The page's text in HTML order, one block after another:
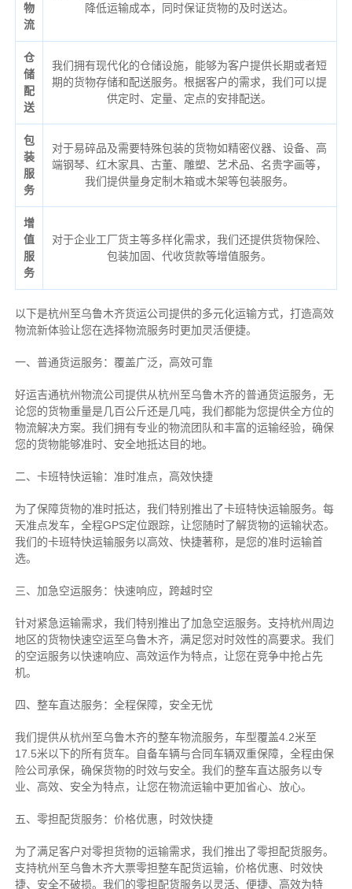
物
流
降低运输成本，同时保证货物的及时送达。
仓
储
配
送
我们拥有现代化的仓储设施，能够为客户提供长期或者短
期的货物存储和配送服务。根据客户的需求，我们可以提
供定时、定量、定点的安排配送。
包
装
服
务
对于易碎品及需要特殊包装的货物如精密仪器、设备、高
端钢琴、红木家具、古董、雕塑、艺术品、名贵字画等，
我们提供量身定制木箱或木架等包装服务。
增
值
服
务
对于企业工厂货主等多样化需求，我们还提供货物保险、
包装加固、代收货款等增值服务。
以下是杭州至乌鲁木齐货运公司提供的多元化运输方式，打造高效
物流新体验让您在选择物流服务时更加灵活便捷。
一、普通货运服务：覆盖广泛，高效可靠
好运吉通杭州物流公司提供从杭州至乌鲁木齐的普通货运服务，无
论您的货物重量是几百公斤还是几吨，我们都能为您提供全方位的
物流解决方案。我们拥有专业的物流团队和丰富的运输经验，确保
您的货物能够准时、安全地抵达目的地。
二、卡班特快运输：准时准点，高效快捷
为了保障货物的准时抵达，我们特别推出了卡班特快运输服务。每
天准点发车，全程GPS定位跟踪，让您随时了解货物的运输状态。
我们的卡班特快运输服务以高效、快捷著称，是您的准时运输首
选。
三、加急空运服务：快速响应，跨越时空
针对紧急运输需求，我们特别推出了加急空运服务。支持杭州周边
地区的货物快速空运至乌鲁木齐，满足您对时效性的高要求。我们
的空运服务以快速响应、高效运作为特点，让您在竞争中抢占先
机。
四、整车直达服务：全程保障，安全无忧
我们提供从杭州至乌鲁木齐的整车物流服务，车型覆盖4.2米至
17.5米以下的所有货车。自备车辆与合同车辆双重保障，全程由保
险公司承保，确保货物的时效与安全。我们的整车直达服务以专
业、高效、安全为特点，让您在物流运输中更加省心、放心。
五、零担配货服务：价格优惠，时效快捷
为了满足客户对零担货物的运输需求，我们推出了零担配货服务。
支持杭州至乌鲁木齐大票零担整车配货运输，价格优惠、时效快
捷、安全不破损。我们的零担配货服务以灵活、便捷、高效为特